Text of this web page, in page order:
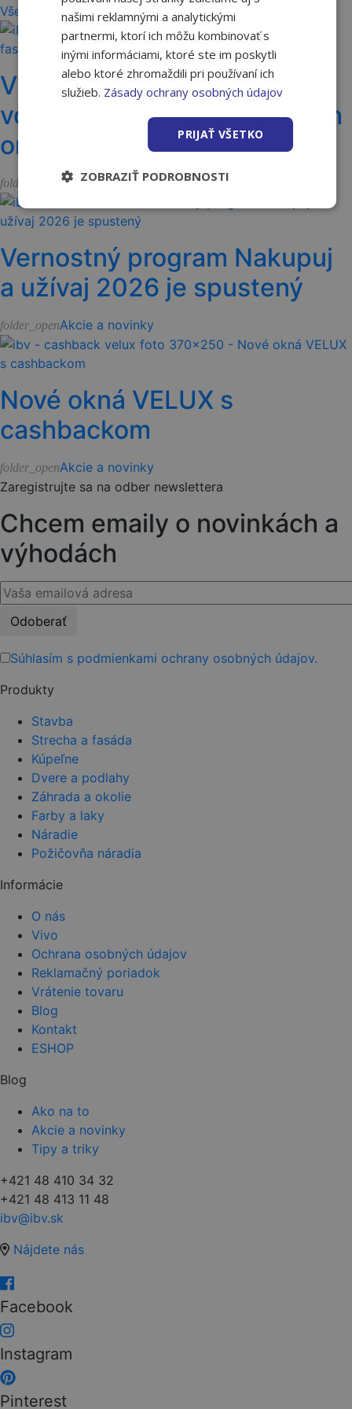
Všetky články
Vyššia odolnosť fasády
vďaka vláknam vo fasádnych
omietkach Ceresit
folder_open Akcie a novinky
Vernostný program Nakupuj
a užívaj 2026 je spustený
folder_openAkcie a novinky
Nové okná VELUX s
cashbackom
folder_openAkcie a novinky
Zaregistrujte sa na odber newslettera
Chcem emaily o novinkách a
výhodách
Please
this
empty.
Súhlasím s podmienkami ochrany osobných údajov.
Produkty
Stavba
Strecha a fasáda
Kúpeľne
Dvere a podlahy
Záhrada a okolie
Farby a laky
Náradie
Požičovňa náradia
Informácie
O nás
Vivo
Ochrana osobných údajov
Reklamačný poriadok
Vrátenie tovaru
Blog
Kontakt
ESHOP
Blog
Ako na to
Akcie a novinky
Tipy a triky
+421 48 410 34 32
+421 48 413 11 48
ibv@ibv.sk
Nájdete nás
Facebook
Instagram
Pinterest
našimi reklamnými a analytickými
partnermi, ktorí ich môžu kombinovať s
inými informáciami, ktoré ste im poskytli
alebo ktoré zhromaždili pri používaní ich
služieb. Zásady ochrany osobných údajov
PRIJAŤ VŠETKO
ZOBRAZIŤ PODROBNOSTI